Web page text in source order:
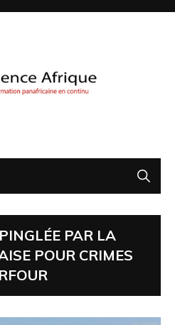
PAR LA
POUR CRIMES